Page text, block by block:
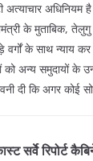
अत्याचार अधिनियम
के मुताबिक, तेलुगु
वर्गों के साथ न्याय
को अन्य समुदायों के
दी कि अगर कोई
सर्वे रिपोर्ट